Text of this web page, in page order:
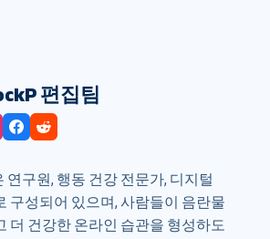
편집팀
연구원, 행동 건강 전문가, 디지털
구성되어 있으며, 사람들이 음란물
더 건강한 온라인 습관을 형성하도